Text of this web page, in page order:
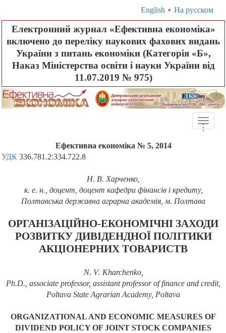
English • На русском
Електронний журнал «Ефективна економіка»
включено до переліку наукових фахових видань
України з питань економіки (Категорія «Б»,
Наказ Міністерства освіти і науки України від
11.07.2019 № 975)
Toggle
...
Ефективна економіка № 5, 2014
УДК 336.781.2:334.722.8
Н. В. Харченко,
к. е. н., доцент, доцент кафедри фінансів і кредиту,
Полтавська державна аграрна академія, м. Полтава
ОРГАНІЗАЦІЙНО-ЕКОНОМІЧНІ ЗАХОДИ
РОЗВИТКУ ДИВІДЕНДНОЇ ПОЛІТИКИ
АКЦІОНЕРНИХ ТОВАРИСТВ
N. V. Kharchenko,
Ph.D., associate professor, assistant professor of finance and credit,
Poltava State Agrarian Academy, Poltava
ORGANIZATIONAL AND ECONOMIC MEASURES OF
DIVIDEND POLICY OF JOINT STOCK COMPANIES